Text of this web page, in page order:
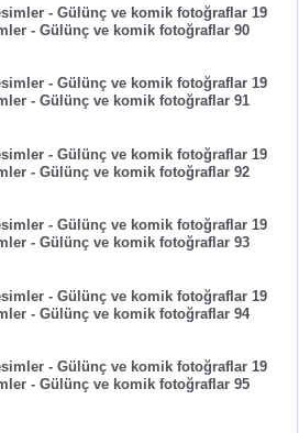
- Gülünç ve komik fotoğraflar 90
- Gülünç ve komik fotoğraflar 91
- Gülünç ve komik fotoğraflar 92
- Gülünç ve komik fotoğraflar 93
- Gülünç ve komik fotoğraflar 94
- Gülünç ve komik fotoğraflar 95